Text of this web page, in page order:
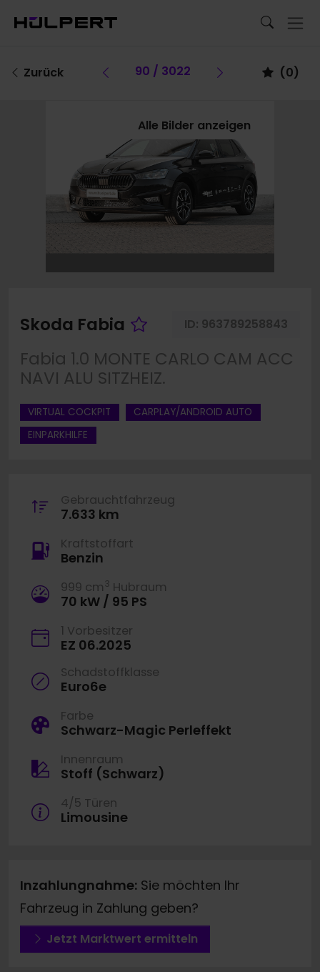
Zurück Vorheriges Fahrzeug
90 / 3022 Vorheriges
(0)
Alle Bilder anzeigen
Skoda Fabia Fahrzeug merken
ID: 963789258843
Fabia 1.0 MONTE CARLO CAM ACC
NAVI ALU SITZHEIZ.
VIRTUAL COCKPIT
CARPLAY/ANDROID AUTO
EINPARKHILFE
Gebrauchtfahrzeug
7.633 km
Kraftstoffart
Benzin
999 cm 3 Hubraum
70 kW / 95 PS
1 Vorbesitzer
EZ 06.2025
Schadstoffklasse
Euro6e
Farbe
Schwarz-Magic Perleffekt
Innenraum
Stoff (Schwarz)
4/5 Türen
Limousine
Inzahlungnahme: Sie möchten Ihr
Fahrzeug in Zahlung geben?
Jetzt Marktwert ermitteln